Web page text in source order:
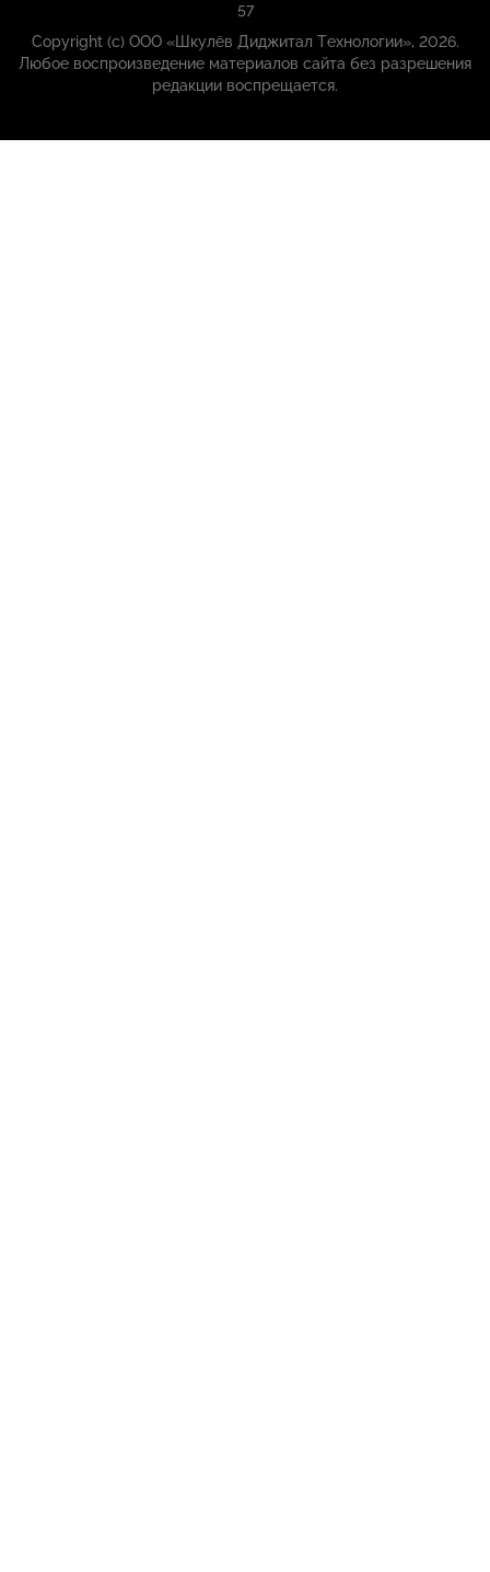
57
Copyright (с) ООО «Шкулёв Диджитал Технологии», 2026.
Любое воспроизведение материалов сайта без разрешения
редакции воспрещается.